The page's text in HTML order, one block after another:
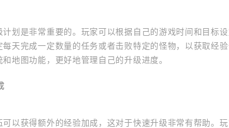
划是非常重要的。玩家可以根据自己的游戏时间和目标
天完成一定数量的任务或者击败特定的怪物，以获取经
地图功能，更好地管理自己的升级进度。
以获得额外的经验加成，这对于快速升级非常有帮助。